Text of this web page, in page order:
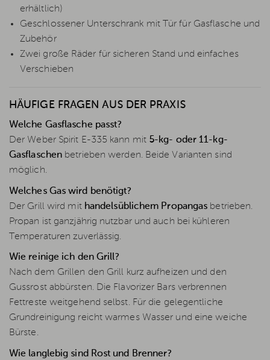
erhältlich)
Geschlossener Unterschrank mit Tür für Gasflasche und
Zubehör
Zwei große Räder für sicheren Stand und einfaches
Verschieben
HÄUFIGE FRAGEN AUS DER PRAXIS
Welche Gasflasche passt?
Der Weber Spirit E-335 kann mit 5-kg- oder 11-kg-
Gasflaschen betrieben werden. Beide Varianten sind
möglich.
Welches Gas wird benötigt?
Der Grill wird mit handelsüblichem Propangas betrieben.
Propan ist ganzjährig nutzbar und auch bei kühleren
Temperaturen zuverlässig.
Wie reinige ich den Grill?
Nach dem Grillen den Grill kurz aufheizen und den
Gussrost abbürsten. Die Flavorizer Bars verbrennen
Fettreste weitgehend selbst. Für die gelegentliche
Grundreinigung reicht warmes Wasser und eine weiche
Bürste.
Wie langlebig sind Rost und Brenner?